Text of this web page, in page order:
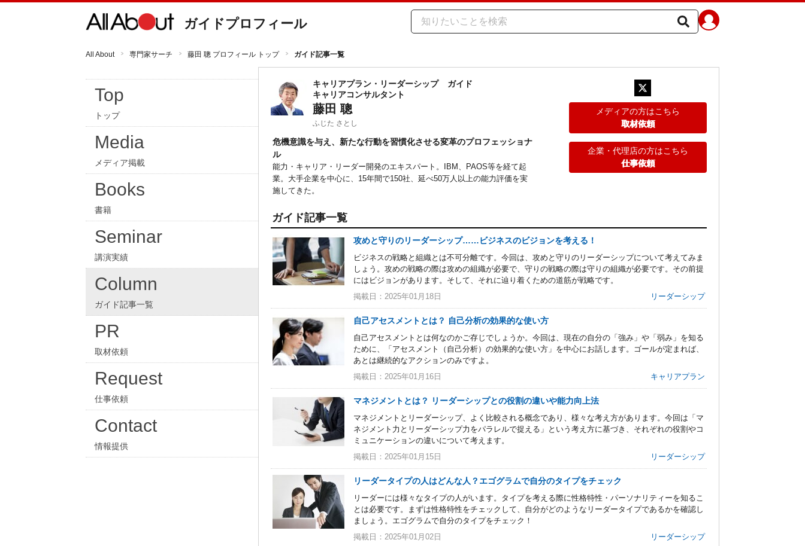
ガイドプロフィール
All About 専門家サーチ 藤田 聰 プロフィール トップ ガイド記事一覧
Top
トップ
Media
メディア掲載
Books
書籍
Seminar
講演実績
Column
ガイド記事一覧
PR
取材依頼
Request
仕事依頼
Contact
情報提供
キャリアプラン・リーダーシップ
ガイド
キャリアコンサルタント
藤田 聰
ふじた さとし
危機意識を与え、新たな行動を習慣化させる変革のプロフェッショナ
ル
能力・キャリア・リーダー開発のエキスパート。IBM、PAOS等を経て起
業。大手企業を中心に、15年間で150社、延べ50万人以上の能力評価を実
施してきた。
メディアの方はこちら
取材依頼
企業・代理店の方はこちら
仕事依頼
ガイド記事一覧
攻めと守りのリーダーシップ……ビジネスのビジョンを考える！
ビジネスの戦略と組織とは不可分離です。今回は、攻めと守りのリーダーシップについて考えてみま
しょう。攻めの戦略の際は攻めの組織が必要で、守りの戦略の際は守りの組織が必要です。その前提
にはビジョンがあります。そして、それに辿り着くための道筋が戦略です。
掲載日：2025年01月18日
リーダーシップ
自己アセスメントとは？ 自己分析の効果的な使い方
自己アセスメントとは何なのかご存じでしょうか。今回は、現在の自分の「強み」や「弱み」を知る
ために、「アセスメント（自己分析）の効果的な使い方」を中心にお話します。ゴールが定まれば、
あとは継続的なアクションのみですよ。
掲載日：2025年01月16日
キャリアプラン
マネジメントとは？ リーダーシップとの役割の違いや能力向上法
マネジメントとリーダーシップ、よく比較される概念であり、様々な考え方があります。今回は「マ
ネジメント力とリーダーシップ力をパラレルで捉える」という考え方に基づき、それぞれの役割やコ
ミュニケーションの違いについて考えます。
掲載日：2025年01月15日
リーダーシップ
リーダータイプの人はどんな人？エゴグラムで自分のタイプをチェック
リーダーには様々なタイプの人がいます。タイプを考える際に性格特性・パーソナリティーを知るこ
とは必要です。まずは性格特性をチェックして、自分がどのようなリーダータイプであるかを確認し
ましょう。エゴグラムで自分のタイプをチェック！
掲載日：2025年01月02日
リーダーシップ